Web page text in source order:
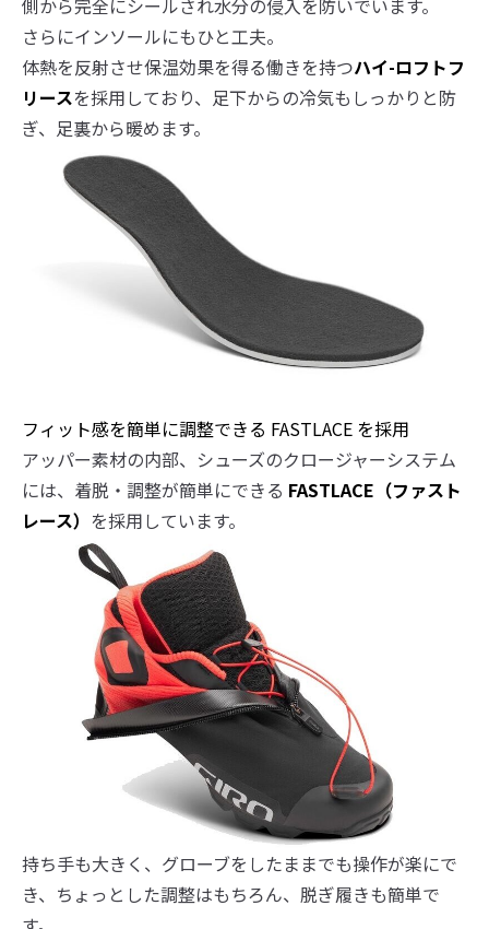
側から完全にシールされ水分の侵入を防いでいます。
さらにインソールにもひと工夫。
体熱を反射させ保温効果を得る働きを持つハイ-ロフトフ
リースを採用しており、足下からの冷気もしっかりと防
ぎ、足裏から暖めます。
フィット感を簡単に調整できる FASTLACE を採用
アッパー素材の内部、シューズのクロージャーシステム
には、着脱・調整が簡単にできる FASTLACE（ファスト
レース） を採用しています。
持ち手も大きく、グローブをしたままでも操作が楽にで
き、ちょっとした調整はもちろん、脱ぎ履きも簡単で